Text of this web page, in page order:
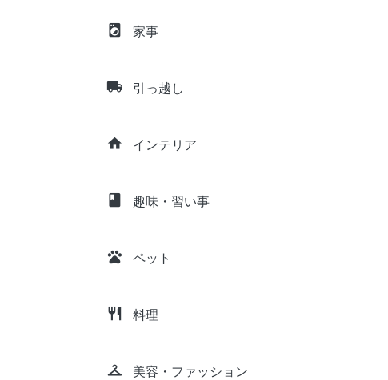
local_laundry_service 家事
local_shipping 引っ越し
home インテリア
class 趣味・習い事
pets ペット
restaurant 料理
checkroom 美容・ファッション